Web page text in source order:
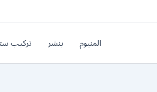
المنيوم بنشر تركيب